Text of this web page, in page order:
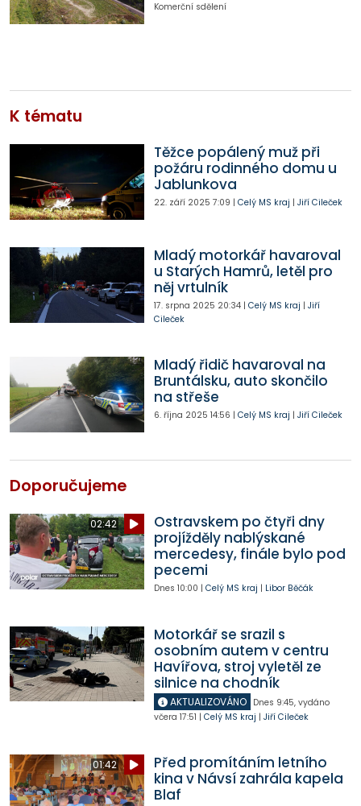
Komerční sdělení
K tématu
Těžce popálený muž při
požáru rodinného domu u
Jablunkova
22. září 2025 7:09 | Celý MS kraj | Jiří Cileček
Mladý motorkář havaroval
u Starých Hamrů, letěl pro
něj vrtulník
17. srpna 2025 20:34| Celý MS kraj | Jiří
Cileček
Mladý řidič havaroval na
Bruntálsku, auto skončilo
na střeše
6. října 2025 14:56 | Celý MS kraj | Jiří Cileček
Doporučujeme
02:42
Ostravskem po čtyři dny
projížděly nablýskané
mercedesy, finále bylo pod
pecemi
Dnes 10:00 | Celý MS kraj | Libor Běčák
Motorkář se srazil s
osobním autem v centru
Havířova, stroj vyletěl ze
silnice na chodník
AKTUALIZOVÁNO Dnes 9:45, vydáno
včera 17:51 | Celý MS kraj | Jiří Cileček
01:42
Před promítáním letního
kina v Návsí zahrála kapela
Blaf